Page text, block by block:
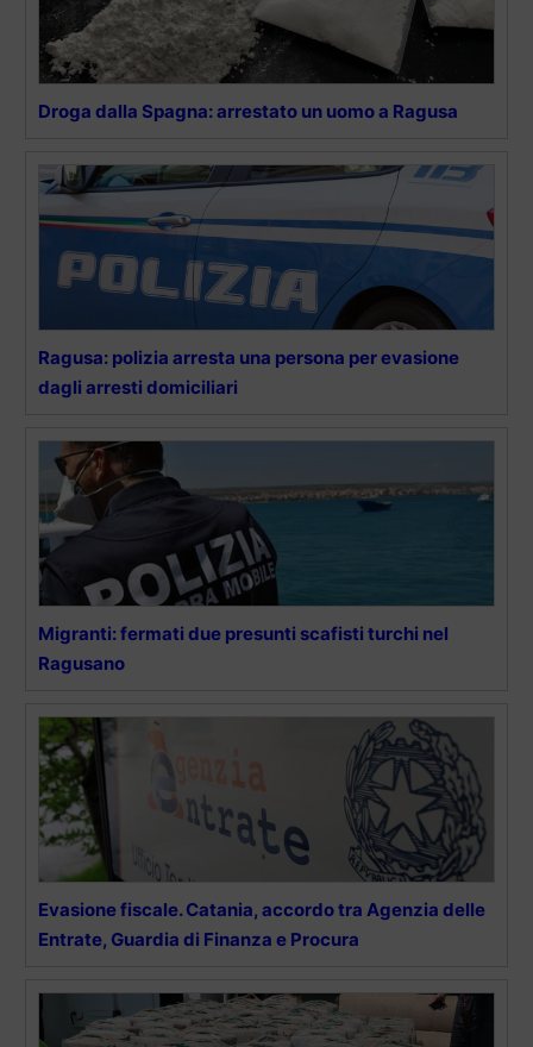
Droga dalla Spagna: arrestato un uomo a Ragusa
Ragusa: polizia arresta una persona per evasione
dagli arresti domiciliari
Migranti: fermati due presunti scafisti turchi nel
Ragusano
Evasione fiscale. Catania, accordo tra Agenzia delle
Entrate, Guardia di Finanza e Procura